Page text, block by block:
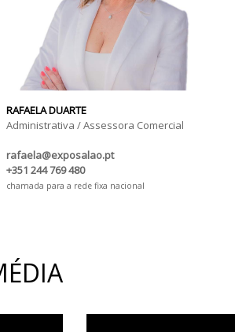
RAFAELA DUARTE
Administrativa / Assessora Comercial
rafaela@exposalao.pt
+351 244 769 480
chamada para a rede fixa nacional